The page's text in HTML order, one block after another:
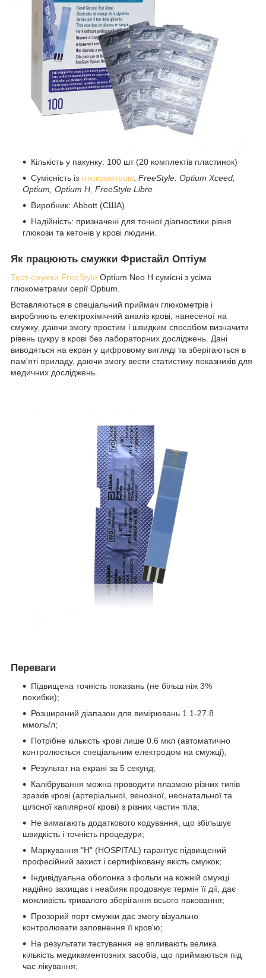
Кількість у пакунку: 100 шт (20 комплектів пластинок)
Сумісність із глюкометром: FreeStyle: Optium Xceed,
Optium, Optium H, FreeStyle Libre
Виробник: Abbott (США)
Надійність: призначені для точної діагностики рівня
глюкози та кетонів у крові людини.
Як працюють смужки Фристайл Оптіум
Тест-смужки FreeStyle Optium Neo H сумісні з усіма
глюкометрами серії Optium.
Вставляються в спеціальний приймач глюкометрів і
виробляють електрохімічний аналіз крові, нанесеної на
смужку, даючи змогу простим і швидким способом визначити
рівень цукру в крові без лабораторних досліджень. Дані
виводяться на екран у цифровому вигляді та зберігаються в
пам'яті приладу, даючи змогу вести статистику показників для
медичних досліджень.
Переваги
Підвищена точність показань (не більш ніж 3%
похибки);
Розширений діапазон для вимірювань 1.1-27.8
ммоль/л;
Потрібне кількість крові лише 0.6 мкл (автоматично
контролюється спеціальним електродом на смужці);
Результат на екрані за 5 секунд;
Калібрування можна проводити плазмою різних типів
зразків крові (артеріальної, венозної, неонатальної та
цілісної капілярної крові) з різних частин тіла;
Не вимагають додаткового кодування, що збільшує
швидкість і точність процедури;
Маркування "Н" (HOSPITAL) гарантує підвищений
професійний захист і сертифіковану якість смужок;
Індивідуальна оболонка з фольги на кожній смужці
надійно захищає і неабияк продовжує термін її дії, дає
можливість тривалого зберігання всього паковання;
Прозорий порт смужки дає змогу візуально
контролювати заповнення її кров'ю;
На результати тестування не впливають велика
кількість медикаментозних засобів, що приймаються під
час лікування;